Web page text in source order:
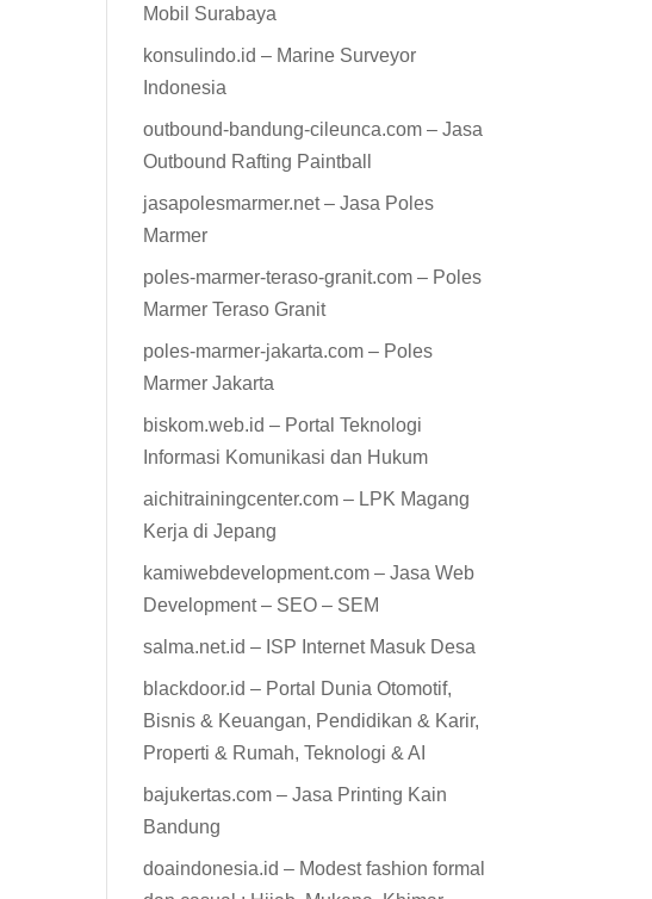
Mobil Surabaya
konsulindo.id – Marine Surveyor
Indonesia
outbound-bandung-cileunca.com – Jasa
Outbound Rafting Paintball
jasapolesmarmer.net – Jasa Poles
Marmer
poles-marmer-teraso-granit.com – Poles
Marmer Teraso Granit
poles-marmer-jakarta.com – Poles
Marmer Jakarta
biskom.web.id – Portal Teknologi
Informasi Komunikasi dan Hukum
aichitrainingcenter.com – LPK Magang
Kerja di Jepang
kamiwebdevelopment.com – Jasa Web
Development – SEO – SEM
salma.net.id – ISP Internet Masuk Desa
blackdoor.id – Portal Dunia Otomotif,
Bisnis & Keuangan, Pendidikan & Karir,
Properti & Rumah, Teknologi & AI
bajukertas.com – Jasa Printing Kain
Bandung
doaindonesia.id – Modest fashion formal